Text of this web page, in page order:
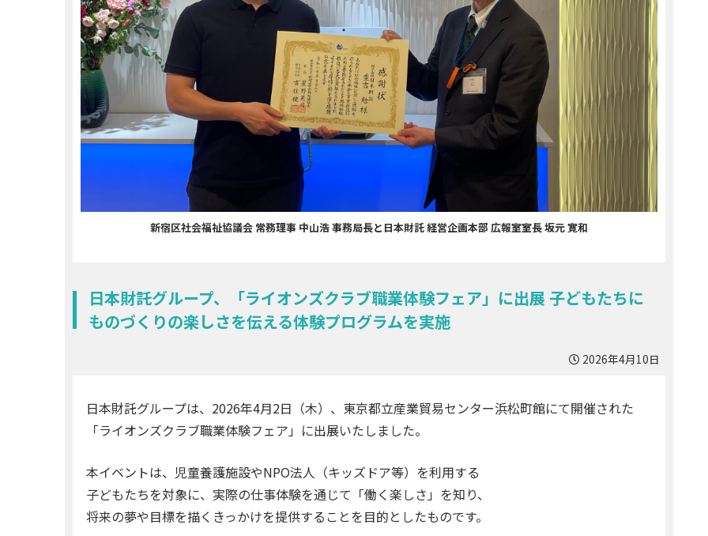
新宿区社会福祉協議会 常務理事 中山浩 事務局長と日本財託 経営企画本部 広報室室長 坂元 寛和
日本財託グループ、「ライオンズクラブ職業体験フェア」に出展 子どもたちに
ものづくりの楽しさを伝える体験プログラムを実施
2026年4月10日
日本財託グループは、2026年4月2日（木）、東京都立産業貿易センター浜松町館にて開催された
「ライオンズクラブ職業体験フェア」に出展いたしました。
本イベントは、児童養護施設やNPO法人（キッズドア等）を利用する
子どもたちを対象に、実際の仕事体験を通じて「働く楽しさ」を知り、
将来の夢や目標を描くきっかけを提供することを目的としたものです。